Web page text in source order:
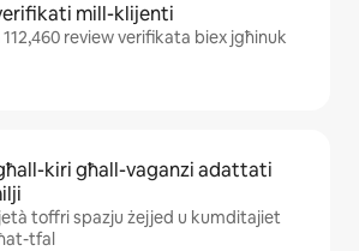
mill-klijenti
review verifikata biex jgħinuk
kiri għall-vaganzi adattati
toffri spazju żejjed u kumditajiet
tfal